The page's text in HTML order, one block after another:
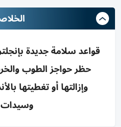
قواعد سلامة جديدة
حظر حواجز الطوب
وسيدات